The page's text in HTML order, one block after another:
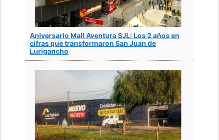
Aniversario Mall Aventura SJL: Los 2 años en
cifras que transformaron San Juan de
Lurigancho